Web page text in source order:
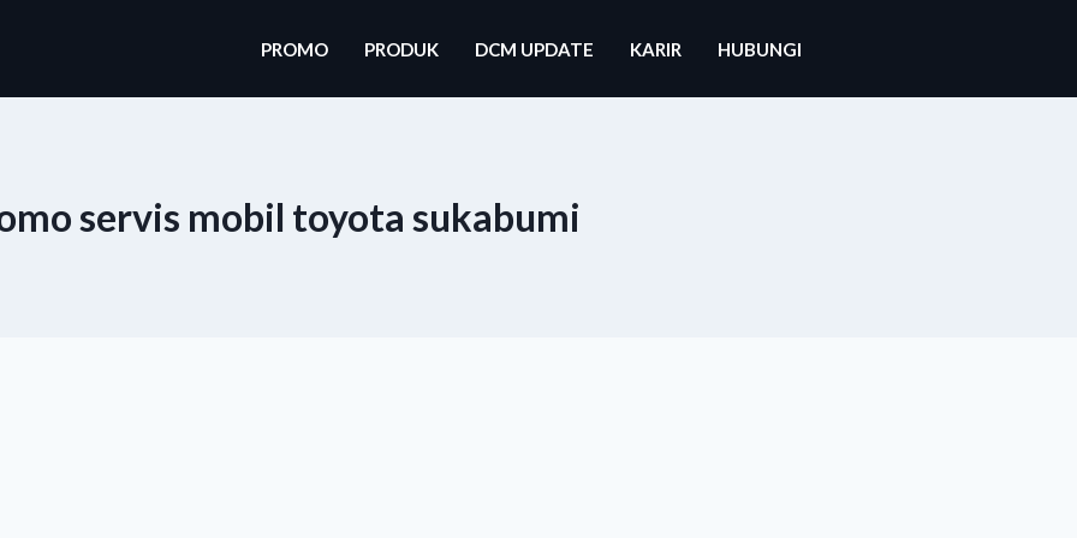
PROMO PRODUK DCM UPDATE KARIR HUBUNGI
servis mobil toyota sukabumi